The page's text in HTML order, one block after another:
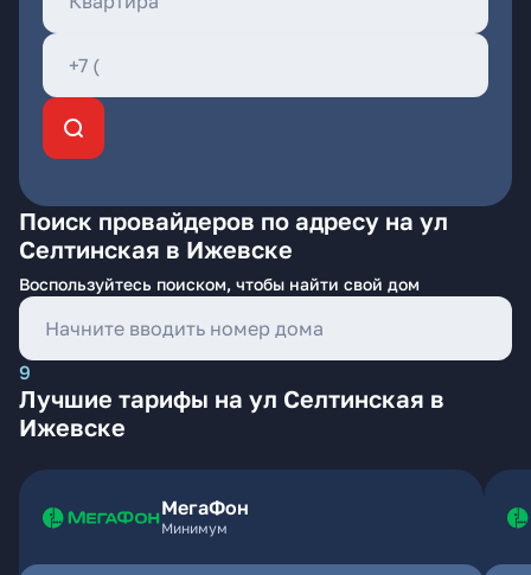
Поиск провайдеров по адресу на ул
Селтинская в Ижевске
Воспользуйтесь поиском, чтобы найти свой дом
9
Лучшие тарифы на ул Селтинская в
Ижевске
МегаФон
Минимум